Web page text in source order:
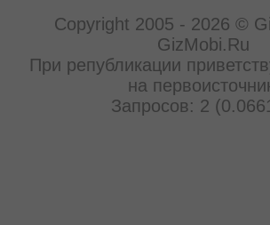
Copyright 2005 - 2026 ©
GizMobi.Ru
При републикации
на
Запросов: 2